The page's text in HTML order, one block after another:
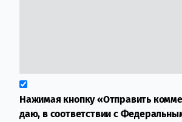
Нажимая кнопку «Отправить
даю, в соответствии с